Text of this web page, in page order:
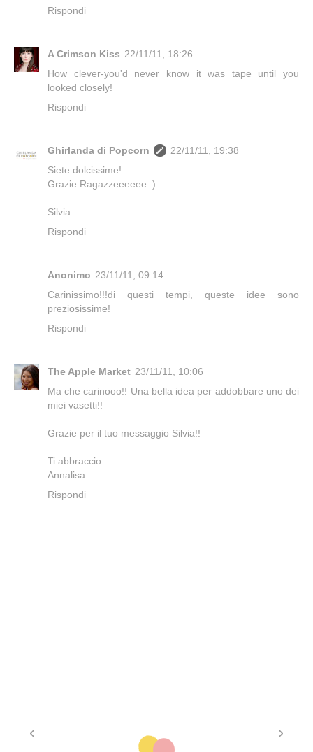
Rispondi
A Crimson Kiss 22/11/11, 18:26
How clever-you'd never know it was tape until you
looked closely!
Rispondi
Ghirlanda di Popcorn
22/11/11, 19:38
Siete dolcissime!
Grazie Ragazzeeeeee :)
Silvia
Rispondi
Anonimo 23/11/11, 09:14
Carinissimo!!!di questi tempi, queste idee sono
preziosissime!
Rispondi
The Apple Market 23/11/11, 10:06
Ma che carinooo!! Una bella idea per addobbare uno dei
miei vasetti!!
Grazie per il tuo messaggio Silvia!!
Ti abbraccio
Annalisa
Rispondi
‹ ›